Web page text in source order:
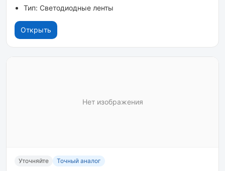
Тип: Светодиодные ленты
Открыть
Нет изображения
Уточняйте Точный аналог